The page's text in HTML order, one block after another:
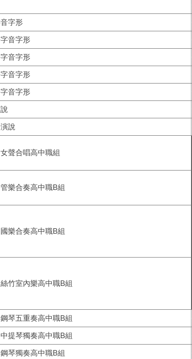
字形
音字形
音字形
音字形
音字形
說
聲合唱高中職組
樂合奏高中職B組
樂合奏高中職B組
竹室內樂高中職B組
琴五重奏高中職B組
提琴獨奏高中職B組
琴獨奏高中職B組